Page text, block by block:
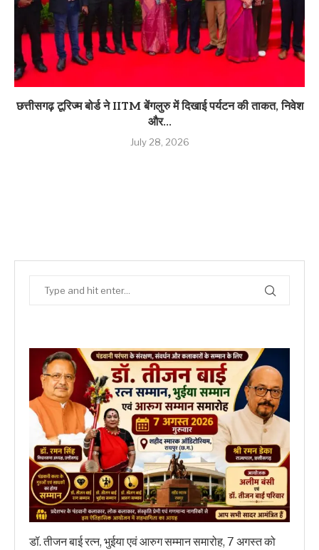
छत्तीसगढ़ टूरिज्म बोर्ड ने IITM बेंगलुरु में दिखाई पर्यटन की ताकत, निवेश
और...
July 28, 2026
डॉ. तीजन बाई रत्न, भुईया एवं आरुग सम्मान समारोह, 7 अगस्त को